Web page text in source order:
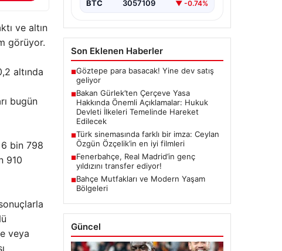
ve altın
görüyor.
altında
bugün
bin 798
910
veya
başlatacak çerçeve yasanın
BTC 3057109 ▼ -0.74%
Son Eklenen Haberler
■Göztepe para basacak! Yine dev satış
geliyor
■Bakan Gürlek’ten Çerçeve Yasa
Hakkında Önemli Açıklamalar: Hukuk
Devleti İlkeleri Temelinde Hareket
Edilecek
■Türk sinemasında farklı bir imza: Ceylan
Özgün Özçelik’in en iyi filmleri
■Fenerbahçe, Real Madrid’in genç
yıldızını transfer ediyor!
■Bahçe Mutfakları ve Modern Yaşam
Bölgeleri
Güncel